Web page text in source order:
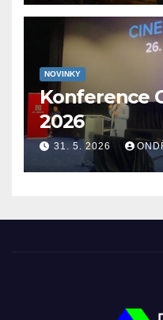
NOVINKY
Konference
2026
31. 5. 2026